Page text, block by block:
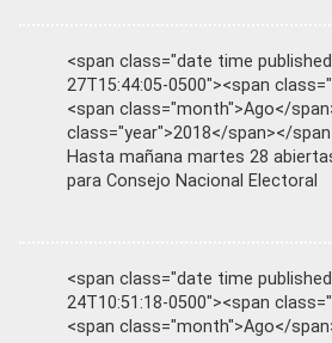
<span class="date time
27T15:44:05-0500"><span
<span class="month">Ago</
class="year">2018</span></
Hasta mañana martes 28
para Consejo Nacional Electoral
<span class="date time
24T10:51:18-0500"><span
<span class="month">Ago</